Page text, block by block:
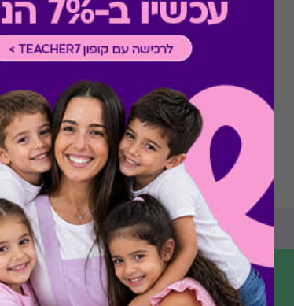
מבצעים
כוללת 10% הנחה לתושבי אילת
רכישה אונליין
תרבות-
מופעים,
מימוש